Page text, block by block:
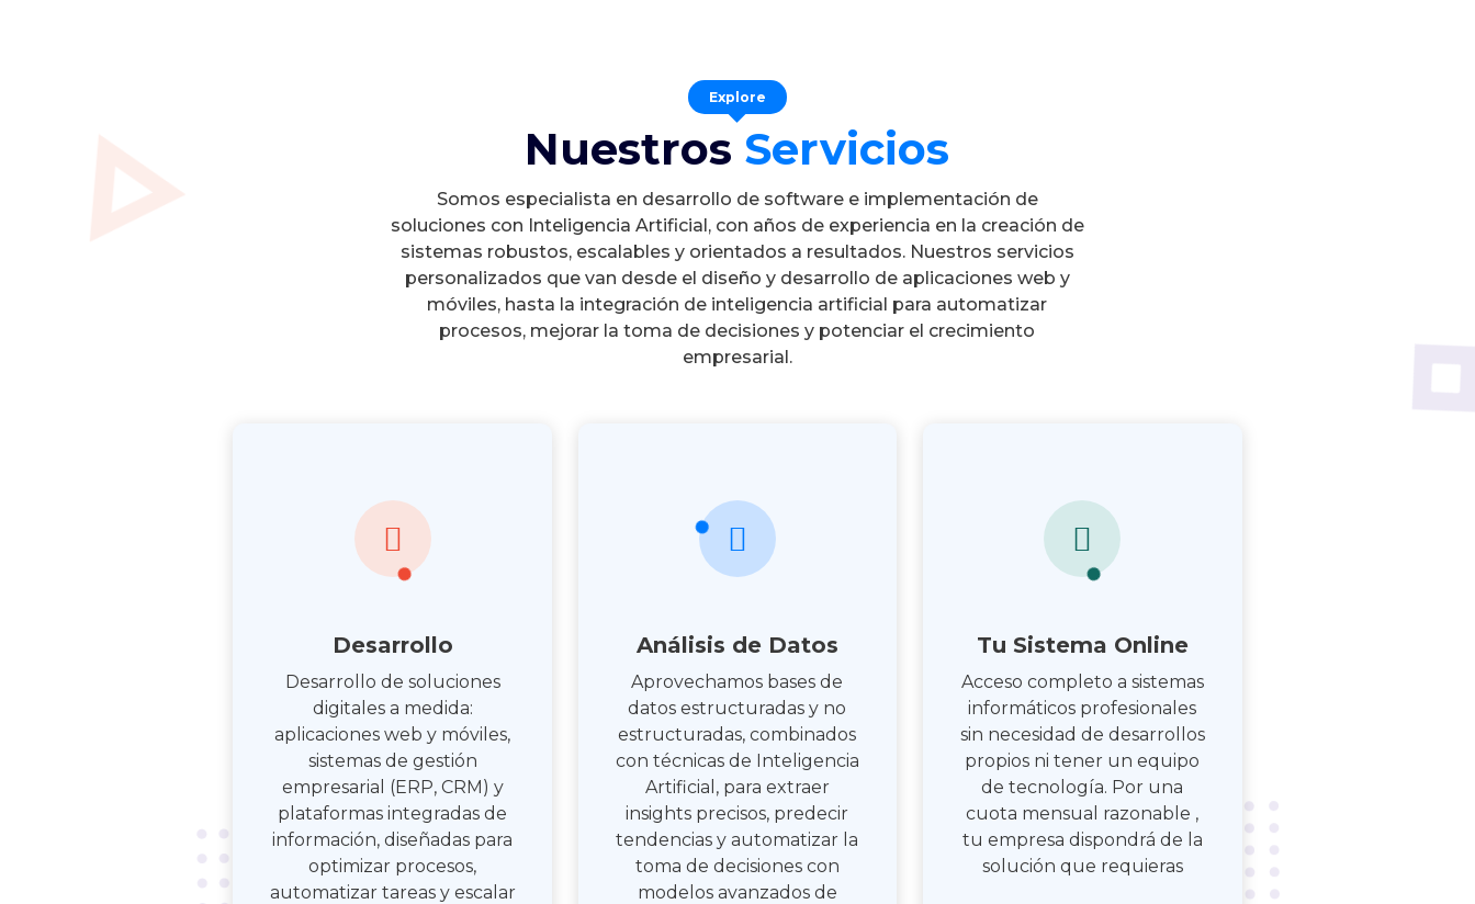
Explore
Nuestros Servicios
Somos especialista en desarrollo de software e implementación de
soluciones con Inteligencia Artificial, con años de experiencia en la creación de
sistemas robustos, escalables y orientados a resultados. Nuestros servicios
personalizados que van desde el diseño y desarrollo de aplicaciones web y
móviles, hasta la integración de inteligencia artificial para automatizar
procesos, mejorar la toma de decisiones y potenciar el crecimiento
empresarial.
Desarrollo
Desarrollo de soluciones
digitales a medida:
aplicaciones web y móviles,
sistemas de gestión
empresarial (ERP, CRM) y
plataformas integradas de
información, diseñadas para
optimizar procesos,
automatizar tareas y escalar
Análisis de Datos
Aprovechamos bases de
datos estructuradas y no
estructuradas, combinados
con técnicas de Inteligencia
Artificial, para extraer
insights precisos, predecir
tendencias y automatizar la
toma de decisiones con
modelos avanzados de
Tu Sistema Online
Acceso completo a sistemas
informáticos profesionales
sin necesidad de desarrollos
propios ni tener un equipo
de tecnología. Por una
cuota mensual razonable ,
tu empresa dispondrá de la
solución que requieras